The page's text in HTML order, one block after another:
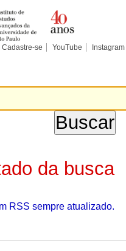
Cadastre-se YouTube Instagram
da busca
RSS sempre atualizado.